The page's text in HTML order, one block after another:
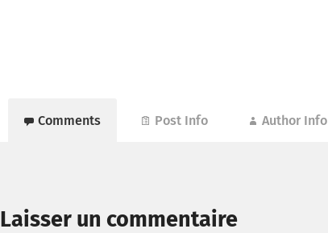
Comments Post Info Author Info
Laisser un commentaire